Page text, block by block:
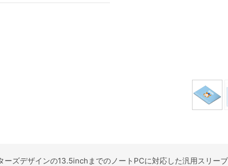
ーズデザインの13.5inchまでのノートPCに対応した汎用スリー